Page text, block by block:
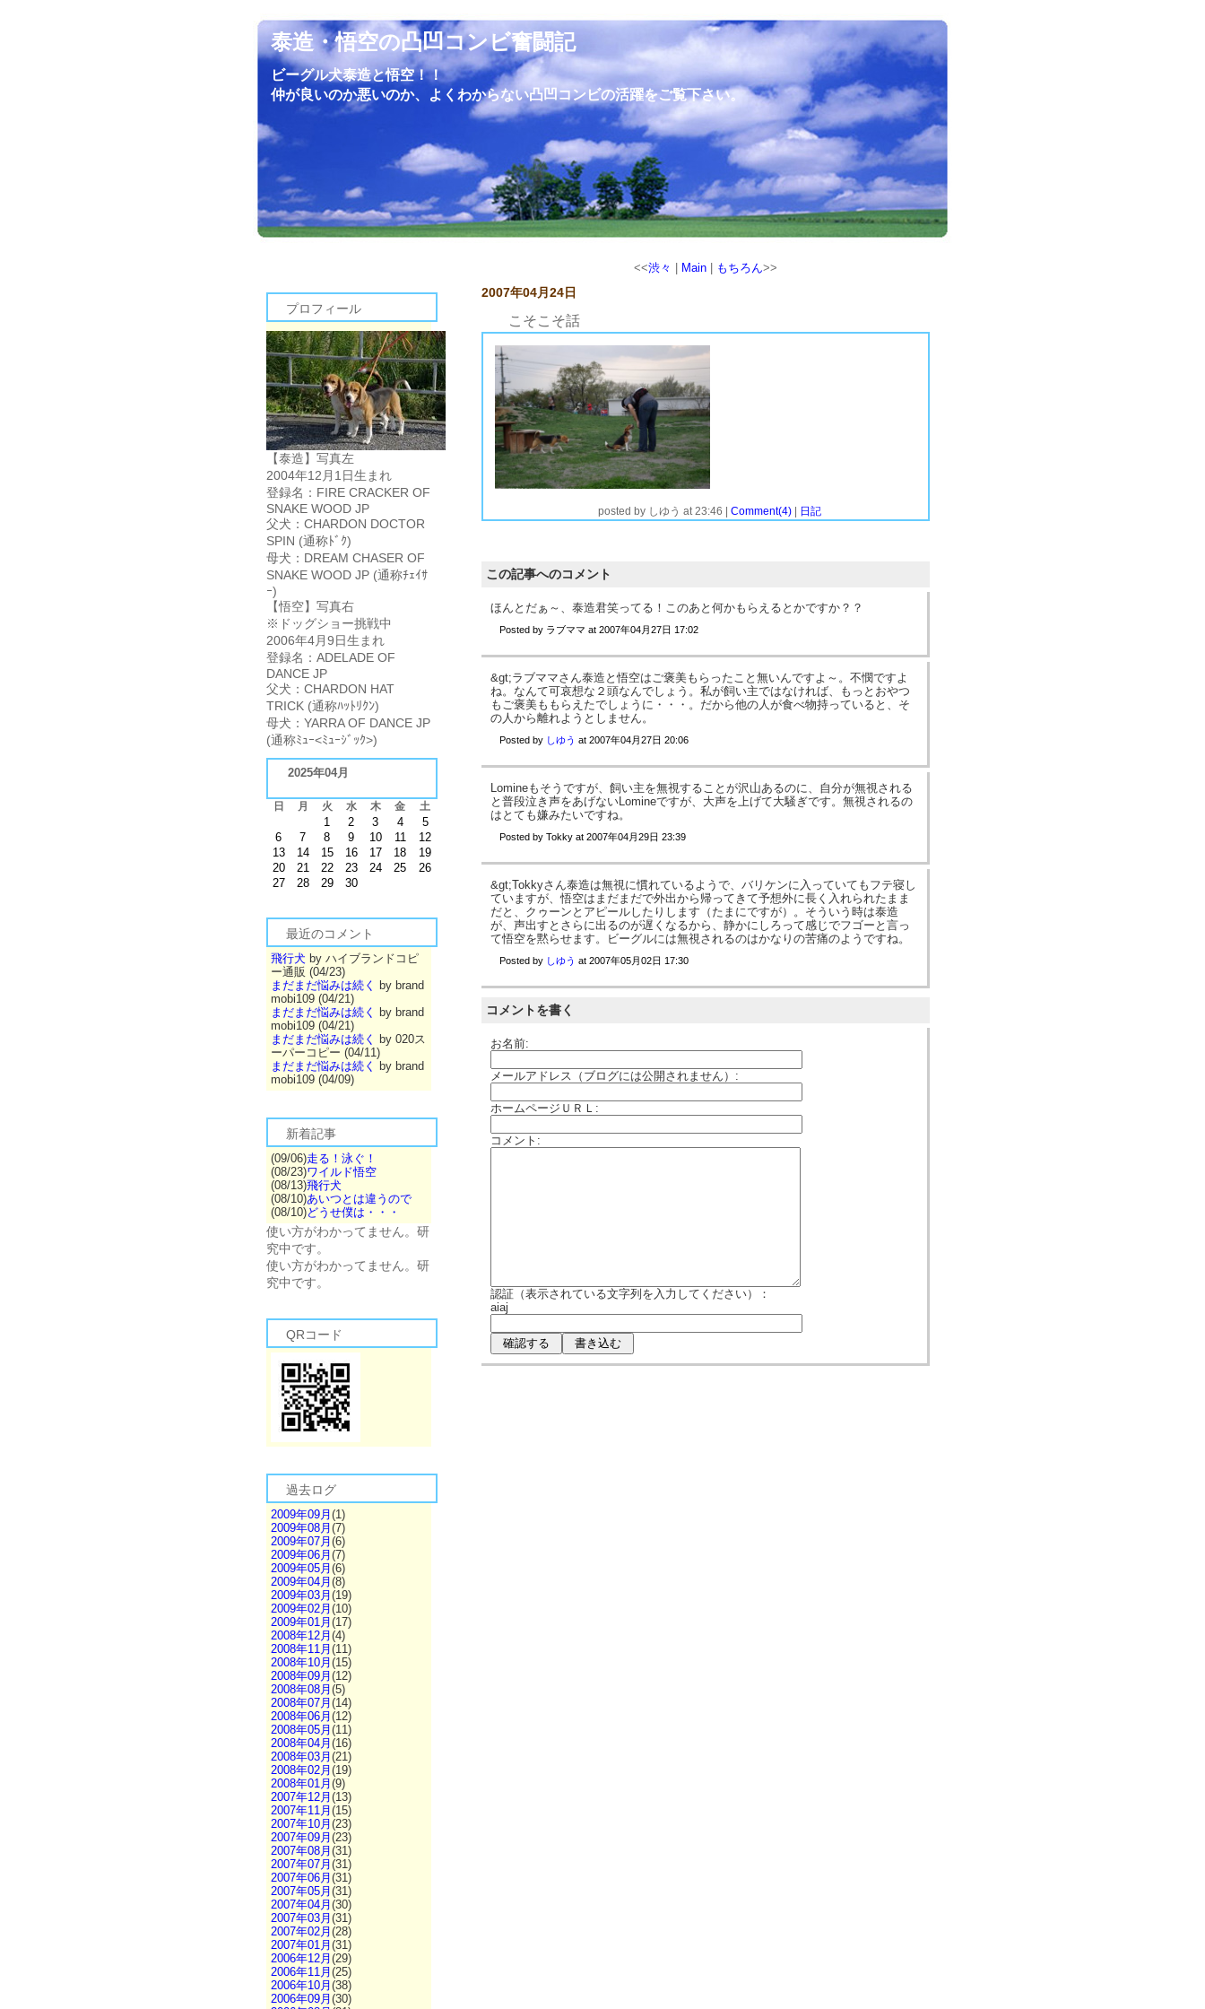
泰造・悟空の凸凹コンビ奮闘記
ビーグル犬泰造と悟空！！
仲が良いのか悪いのか、よくわからない凸凹コンビの活躍をご覧下さい。
プロフィール
【泰造】写真左
2004年12月1日生まれ
登録名：FIRE CRACKER OF
SNAKE WOOD JP
父犬：CHARDON DOCTOR
SPIN (通称ﾄﾞｸ)
母犬：DREAM CHASER OF
SNAKE WOOD JP (通称ﾁｪｲｻ
ｰ)
【悟空】写真右
※ドッグショー挑戦中
2006年4月9日生まれ
登録名：ADELADE OF
DANCE JP
父犬：CHARDON HAT
TRICK (通称ﾊｯﾄﾘｸﾝ)
母犬：YARRA OF DANCE JP
(通称ﾐｭｰ<ﾐｭｰｼﾞｯｸ>)
2025年04月
日 月 火 水 木 金 土
1 2 3 4
5
6
7 8 9 10 11
12
13
14 15 16 17 18
19
20
21 22 23 24 25
26
27
28 29 30
最近のコメント
飛行犬 by ハイブランドコピ
ー通販 (04/23)
まだまだ悩みは続く
by brand
mobi109 (04/21)
まだまだ悩みは続く
by brand
mobi109 (04/21)
まだまだ悩みは続く
by 020ス
ーパーコピー (04/11)
まだまだ悩みは続く
by brand
mobi109 (04/09)
新着記事
(09/06)走る！泳ぐ！
(08/23)ワイルド悟空
(08/13)飛行犬
(08/10)あいつとは違うので
(08/10)どうせ僕は・・・
使い方がわかってません。研
究中です。
使い方がわかってません。研
究中です。
QRコード
過去ログ
2009年09月 (1)
2009年08月 (7)
2009年07月 (6)
2009年06月 (7)
2009年05月 (6)
2009年04月 (8)
2009年03月 (19)
2009年02月 (10)
2009年01月 (17)
2008年12月 (4)
2008年11月 (11)
2008年10月 (15)
2008年09月 (12)
2008年08月 (5)
2008年07月 (14)
2008年06月 (12)
2008年05月 (11)
2008年04月 (16)
2008年03月 (21)
2008年02月 (19)
2008年01月 (9)
2007年12月 (13)
2007年11月 (15)
2007年10月 (23)
2007年09月 (23)
2007年08月 (31)
2007年07月 (31)
2007年06月 (31)
2007年05月 (31)
2007年04月 (30)
2007年03月 (31)
2007年02月 (28)
2007年01月 (31)
2006年12月 (29)
2006年11月 (25)
2006年10月 (38)
2006年09月 (30)
<<渋々 Main もちろん>>
2007年04月24日
こそこそ話
posted by しゆう at 23:46 Comment(4)| 日記
この記事へのコメント
ほんとだぁ～、泰造君笑ってる！このあと何かもらえるとかですか？？
Posted by ラブママ at 2007年04月27日 17:02
&gt;ラブママさん泰造と悟空はご褒美もらったこと無いんですよ～。不憫ですよ
ね。なんて可哀想な２頭なんでしょう。私が飼い主ではなければ、もっとおやつ
もご褒美ももらえたでしょうに・・・。だから他の人が食べ物持っていると、そ
の人から離れようとしません。
Posted by しゆう at 2007年04月27日 20:06
Lomineもそうですが、飼い主を無視することが沢山あるのに、自分が無視される
と普段泣き声をあげないLomineですが、大声を上げて大騒ぎです。無視されるの
はとても嫌みたいですね。
Posted by Tokky at 2007年04月29日 23:39
&gt;Tokkyさん泰造は無視に慣れているようで、バリケンに入っていてもフテ寝し
ていますが、悟空はまだまだで外出から帰ってきて予想外に長く入れられたまま
だと、クゥーンとアピールしたりします（たまにですが）。そういう時は泰造
が、声出すとさらに出るのが遅くなるから、静かにしろって感じでフゴーと言っ
て悟空を黙らせます。ビーグルには無視されるのはかなりの苦痛のようですね。
Posted by しゆう at 2007年05月02日 17:30
コメントを書く
お名前:
メールアドレス（ブログには公開されません）:
ホームページＵＲＬ:
コメント:
認証（表示されている文字列を入力してください）：
aiaj